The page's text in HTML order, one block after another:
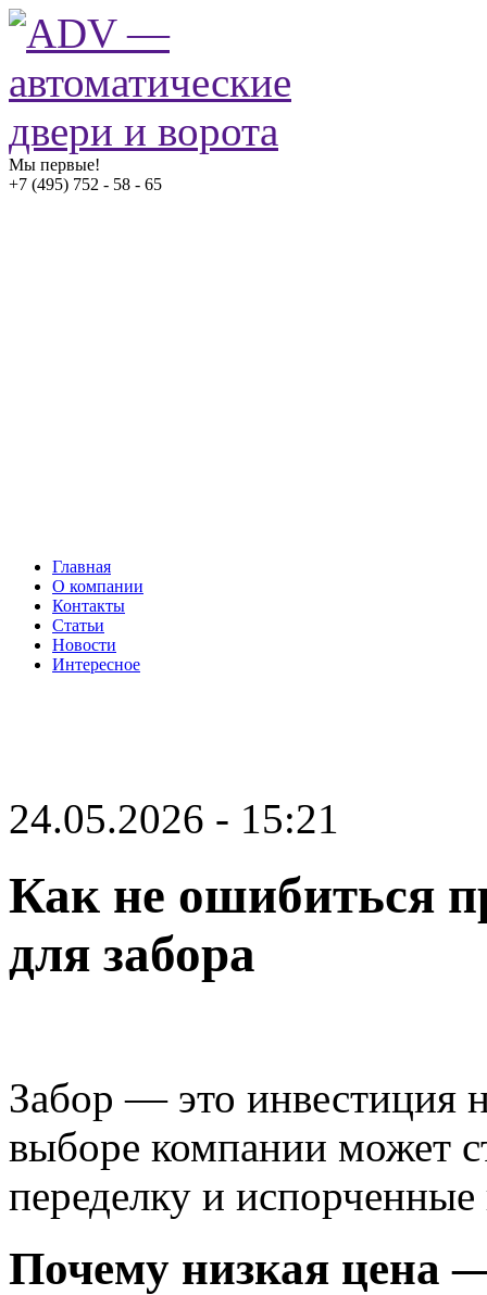
Мы первые!
+7 (495) 752 - 58 - 65
Главная
О компании
Контакты
Статьи
Новости
Интересное
24.05.2026 - 15:21
Как не ошибиться
для забора
Забор — это инвестиция
выборе компании может
переделку и
Почему низкая цена